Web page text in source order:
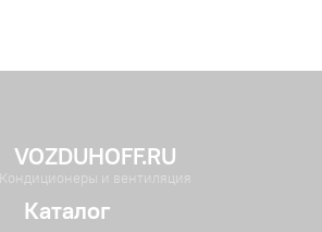
VOZDUHOFF.RU
Кондиционеры и вентиляция
Каталог